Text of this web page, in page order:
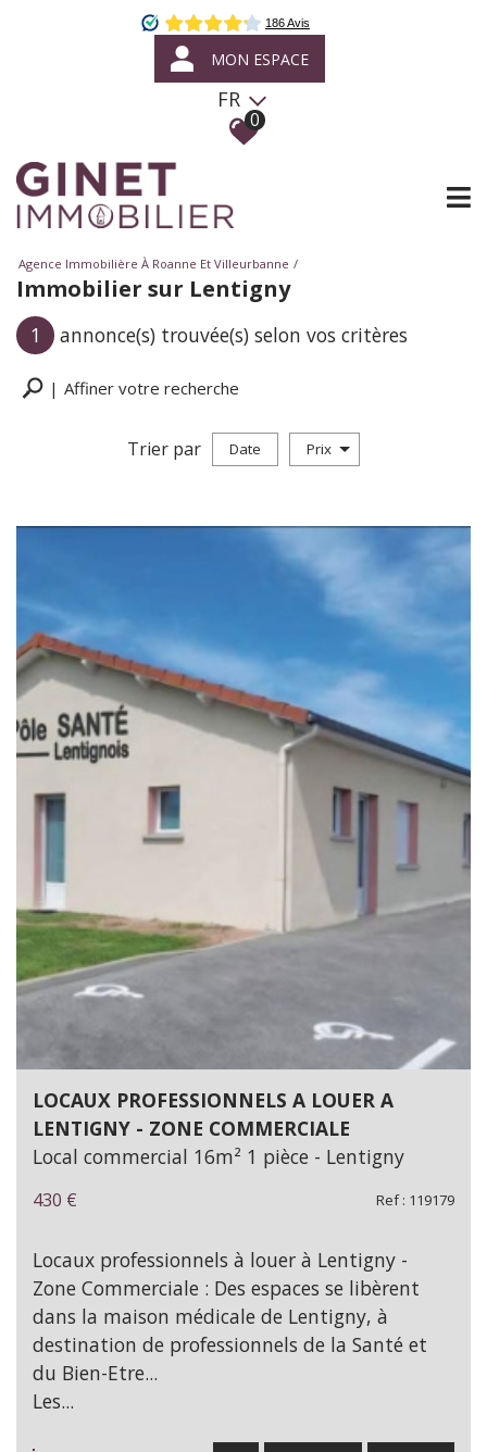
MON ESPACE
FR
0
Agence Immobilière À Roanne Et Villeurbanne
Immobilier sur Lentigny
1 annonce(s) trouvée(s) selon vos critères
Affiner votre recherche
5KM 10KM
RECHERCHER
+ de critères +
Trier par Date Prix
LOCAUX PROFESSIONNELS A LOUER A
LENTIGNY - ZONE COMMERCIALE
Local commercial 16m² 1 pièce - Lentigny
430 € Ref : 119179
Locaux professionnels à louer à Lentigny -
Zone Commerciale : Des espaces se libèrent
dans la maison médicale de Lentigny, à
destination de professionnels de la Santé et
du Bien-Etre...
Les...